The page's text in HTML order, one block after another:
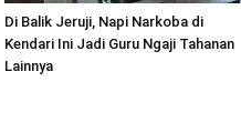
Di Balik Jeruji, Napi Narkoba di
Kendari Ini Jadi Guru Ngaji Tahanan
Lainnya